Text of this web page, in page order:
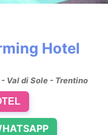
Hotel
Val di Sole - Trentino